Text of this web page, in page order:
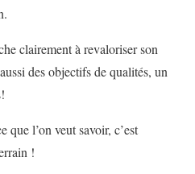
clairement à revaloriser son
des objectifs de qualités, un
que l’on veut savoir, c’est
!